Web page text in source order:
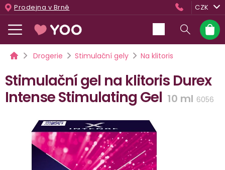
Přejít
na
obsah
Prodejna v Brně CZK
košík
DomůDrogerie Stimulační gely Na klitoris
Stimulační gel na klitoris Durex
Intense Stimulating Gel 10 ml 6056